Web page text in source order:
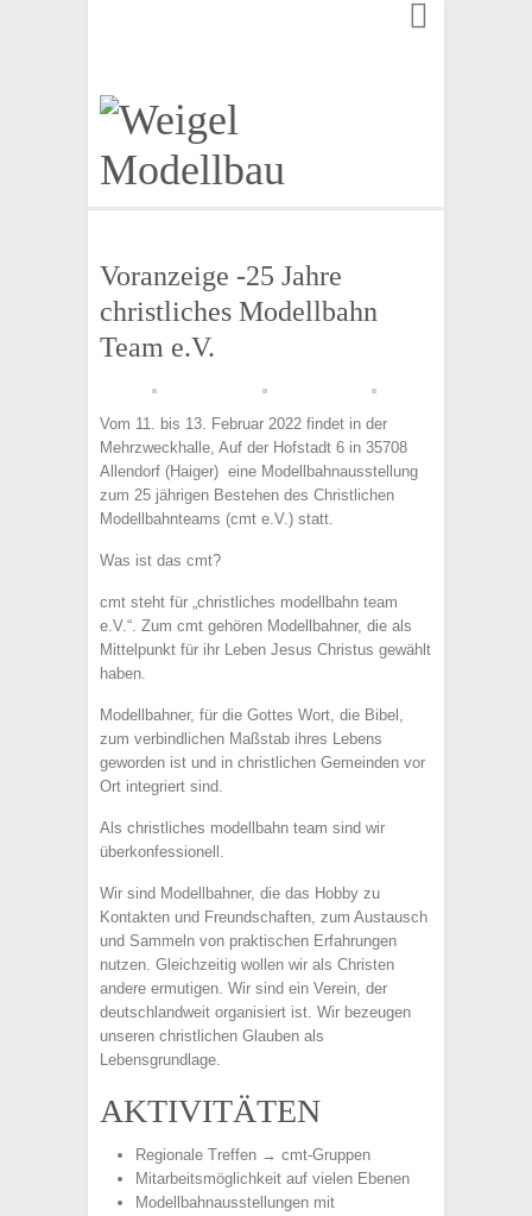
Voranzeige -25 Jahre
christliches Modellbahn
Team e.V.
Vom 11. bis 13. Februar 2022 findet in der
Mehrzweckhalle, Auf der Hofstadt 6 in 35708
Allendorf (Haiger) eine Modellbahnausstellung
zum 25 jährigen Bestehen des Christlichen
Modellbahnteams (cmt e.V.) statt.
Was ist das cmt?
cmt steht für „christliches modellbahn team
e.V.“. Zum cmt gehören Modellbahner, die als
Mittelpunkt für ihr Leben Jesus Christus gewählt
haben.
Modellbahner, für die Gottes Wort, die Bibel,
zum verbindlichen Maßstab ihres Lebens
geworden ist und in christlichen Gemeinden vor
Ort integriert sind.
Als christliches modellbahn team sind wir
überkonfessionell.
Wir sind Modellbahner, die das Hobby zu
Kontakten und Freundschaften, zum Austausch
und Sammeln von praktischen Erfahrungen
nutzen. Gleichzeitig wollen wir als Christen
andere ermutigen. Wir sind ein Verein, der
deutschlandweit organisiert ist. Wir bezeugen
unseren christlichen Glauben als
Lebensgrundlage.
AKTIVITÄTEN
Regionale Treffen → cmt-Gruppen
Mitarbeitsmöglichkeit auf vielen Ebenen
Modellbahnausstellungen mit